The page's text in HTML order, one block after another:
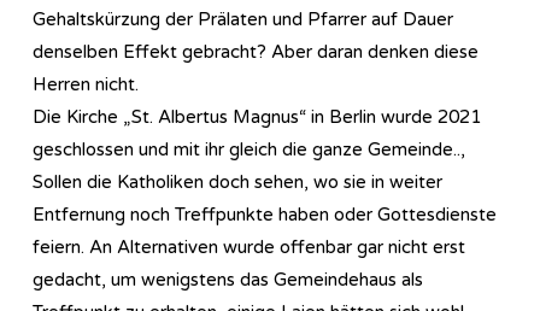
Gehaltskürzung der Prälaten und Pfarrer auf Dauer
denselben Effekt gebracht? Aber daran denken diese
Herren nicht.
Die Kirche „St. Albertus Magnus“ in Berlin wurde 2021
geschlossen und mit ihr gleich die ganze Gemeinde..,
Sollen die Katholiken doch sehen, wo sie in weiter
Entfernung noch Treffpunkte haben oder Gottesdienste
feiern. An Alternativen wurde offenbar gar nicht erst
gedacht, um wenigstens das Gemeindehaus als